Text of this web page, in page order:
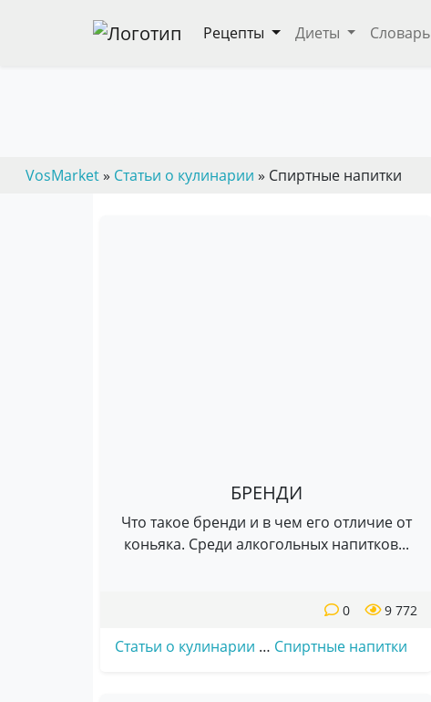
Рецепты Диеты Словарь
VosMarket» Статьи о кулинарии » Спиртные напитки
БРЕНДИ
Что такое бренди и в чем его отличие от
коньяка. Среди алкогольных напитков...
9 772
0
Статьи о кулинарии … Спиртные напитки